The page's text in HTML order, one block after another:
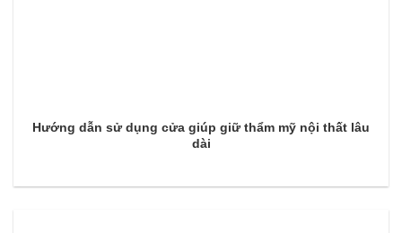
Hướng dẫn sử dụng cửa giúp giữ thẩm mỹ nội thất lâu
dài